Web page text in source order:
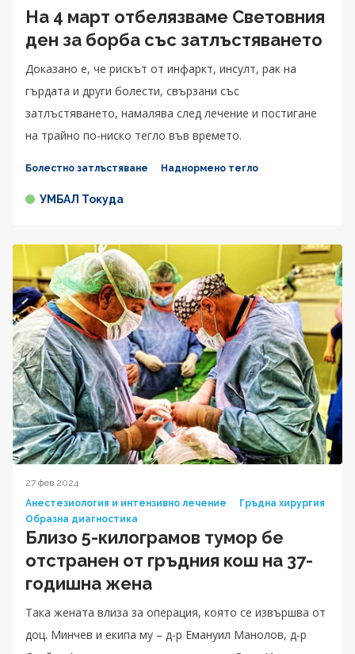
На 4 март отбелязваме Световния
ден за борба със затлъстяването
Доказано е, че рискът от инфаркт, инсулт, рак на
гърдата и други болести, свързани със
затлъстяването, намалява след лечение и постигане
на трайно по-ниско тегло във времето.
Болестно затлъстяване Наднормено тегло
УМБАЛ Токуда
27 фев 2024
Анестезиология и интензивно лечение
Гръдна хирургия
Образна диагностика
Близо 5-килограмов тумор бе
отстранен от гръдния кош на 37-
годишна жена
Така жената влиза за операция, която се извършва от
доц. Минчев и екипа му – д-р Емануил Манолов, д-р